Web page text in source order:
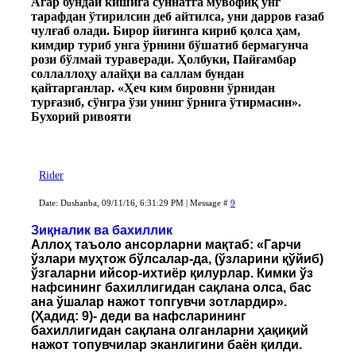
тарафдан ўтирилсин деб айтилса, уни дарров ғазаб
чулғаб олади. Бирор йиғинга кириб қолса ҳам,
кимдир туриб унга ўрнини бўшатиб бермагунча
рози бўлмай тураверади. Ҳолбуки, Пайғамбар
соллаллоҳу алайҳи ва саллам бундан
қайтарганлар. «Ҳеч ким бировни ўрнидан
турғазиб, сўнгра ўзи унинг ўрнига ўтирмасин».
Бухорий ривояти
Rider
Date: Dushanba, 09/11/16, 6:31:29 PM | Message # 9
Зиқналик ва бахиллик
Аллоҳ таъоло ансорларни мақтаб: «Гарчи
ўзлари муҳтож бўлсалар-да, (ўзларини қўйиб)
ўзгаларни ийсор-ихтиёр қилурлар. Кимки ўз
нафсининг бахиллигидан сақлана олса, бас
ана ўшалар нажот топгувчи зотлардир».
(Ҳадид: 9)- деди ва нафсларининг
бахиллигидан сақлана олганларни ҳақиқий
нажот топувчилар эканлигини баён қилди.